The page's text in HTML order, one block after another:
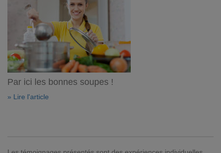
Par ici les bonnes soupes !
» Lire l'article